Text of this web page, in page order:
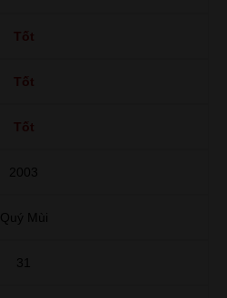
Tốt
Tốt
Tốt
2003
Quý Mùi
31